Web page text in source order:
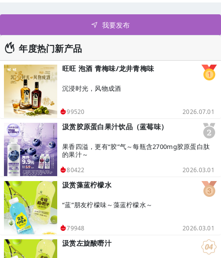
我要发布
年度热门新产品
旺旺 泡酒 青梅味/龙井青梅味
沉浸时光，风物成酒
99520 2026.07.01
汲赏胶原蛋白果汁饮品（蓝莓味）
果香四溢，更有“胶”气～每瓶含2700mg胶原蛋白肽
的果汁～
80422 2026.03.01
汲赏藻蓝柠檬水
“蓝”朋友柠檬味～藻蓝柠檬水～
79948 2026.03.01
汲赏左旋酸嘢汁